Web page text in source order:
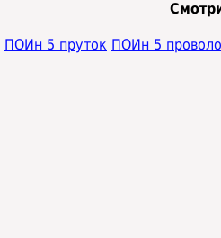
ПОИн 5 пруток ПОИн 5